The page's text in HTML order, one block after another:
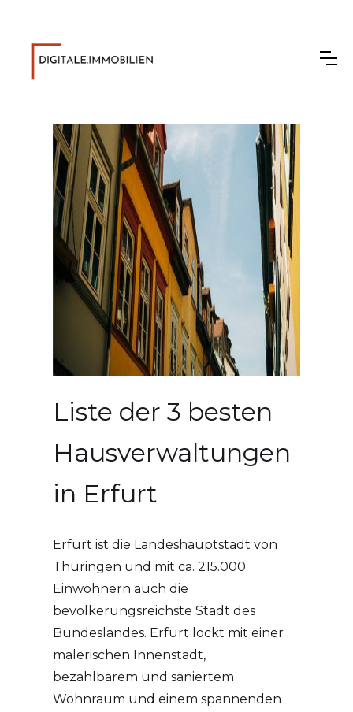
Liste der 3 besten
Hausverwaltungen
in Erfurt
Erfurt ist die Landeshauptstadt von
Thüringen und mit ca. 215.000
Einwohnern auch die
bevölkerungsreichste Stadt des
Bundeslandes. Erfurt lockt mit einer
malerischen Innenstadt,
bezahlbarem und saniertem
Wohnraum und einem spannenden